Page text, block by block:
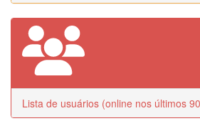
Lista de usuários (online nos últimos